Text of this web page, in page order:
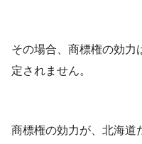
その場合、商標権の効力
定されません。
商標権の効力が、北海道